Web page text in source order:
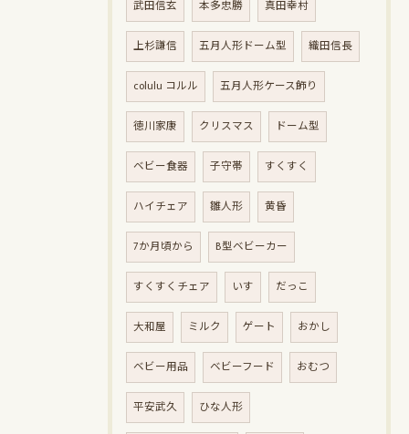
武田信玄 本多忠勝 真田幸村
上杉謙信 五月人形ドーム型 織田信長
colulu コルル 五月人形ケース飾り
徳川家康 クリスマス ドーム型
ベビー食器 子守帯 すくすく
ハイチェア 雛人形 黄昏
7か月頃から B型ベビーカー
すくすくチェア いす だっこ
大和屋 ミルク ゲート おかし
ベビー用品 ベビーフード おむつ
平安武久 ひな人形